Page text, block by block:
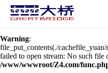
Warning: mkdir(): No space left
/www/wwwroot/Z4.com/func.php
Warning:
file_put_contents(./
failed to open stream: No such file
/www/wwwroot/Z4.com/